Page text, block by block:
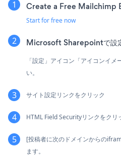
Create a Free Mailchimp
Start for free now
Microsoft Sharepointで設
「設定」アイコン「アイコンイ
い。
サイト設定リンクをクリック
HTML Field Securityリンクをクリ
[投稿者に次のドメインからの
ます。